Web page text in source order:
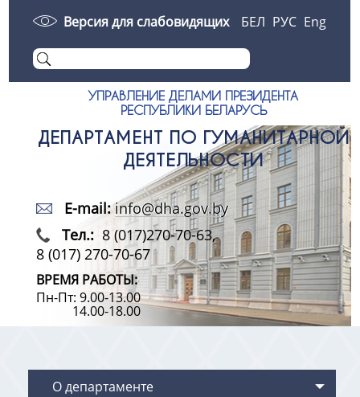
Версия для слабовидящих БЕЛ РУС Eng
УПРАВЛЕНИЕ ДЕЛАМИ ПРЕЗИДЕНТА
РЕСПУБЛИКИ БЕЛАРУСЬ
ДЕПАРТАМЕНТ ПО ГУМАНИТАРНОЙ
ДЕЯТЕЛЬНОСТИ
E-mail: info@dha.gov.by
Тел.:8 (017)270-70-63,
8 (017) 270-70-67
ВРЕМЯ РАБОТЫ:
Пн-Пт: 9.00-13.00
14.00-18.00
О департаменте